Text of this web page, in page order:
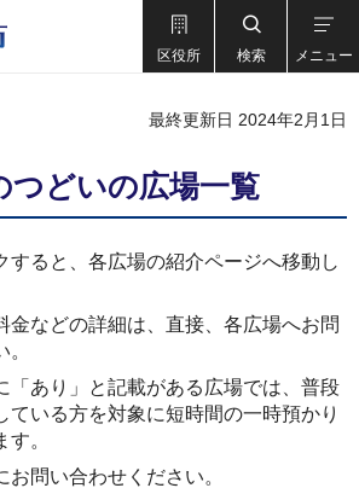
区役所 検索 メニュー
最終更新日 2024年2月1日
つどいの広場一覧
すると、各広場の紹介ページへ移動し
金などの詳細は、直接、各広場へお問
「あり」と記載がある広場では、普段
ている方を対象に短時間の一時預かり
。
問い合わせください。